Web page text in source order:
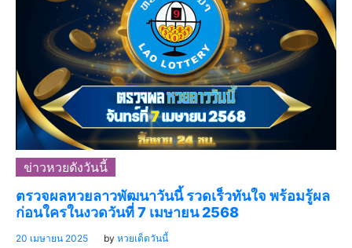
ข่าวหวยดังวันนี้
ตรวจผลหวยลาวพัฒนาวันนี้ รวดเร็วทันใจ พร้อมรู้ผล
ก่อนใครในงวดวันที่ 7 เมษายน 2568
20 เมษายน 2025 by หวยเด็ดวันนี้